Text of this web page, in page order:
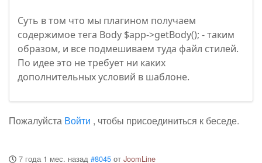
Суть в том что мы плагином получаем
содержимое тега Body $app->getBody(); - таким
образом, и все подмешиваем туда файл стилей.
По идее это не требует ни каких
дополнительных условий в шаблоне.
Пожалуйста Войти , чтобы присоединиться к беседе.
7 года 1 мес. назад #8045 от JoomLine